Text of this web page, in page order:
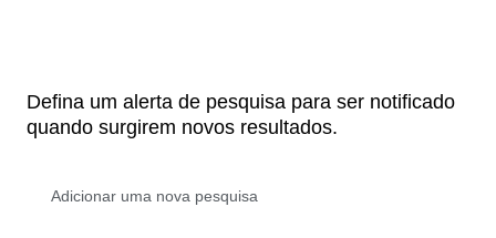
Defina um alerta de pesquisa para ser notificado
quando surgirem novos resultados.